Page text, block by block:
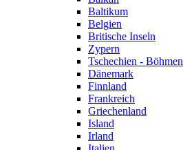
Baltikum
Belgien
Britische Inseln
Zypern
Tschechien - Böhmen
Dänemark
Finnland
Frankreich
Griechenland
Island
Irland